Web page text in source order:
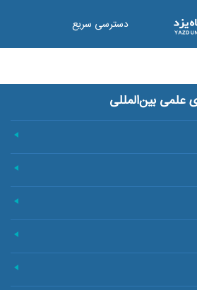
دسترسی سریع
بین‌المللی